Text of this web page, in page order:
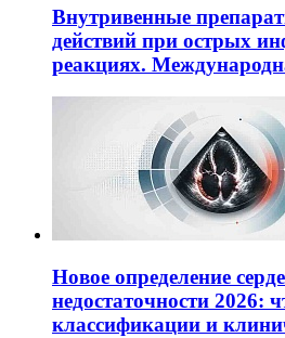
Внутривенные
действий при острых
реакциях.
Новое определение
недостаточности 2026:
классификации и